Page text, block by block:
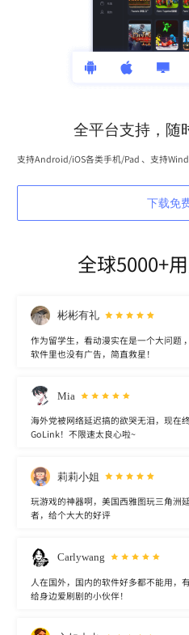
全平台支持，随
支持Android/iOS各类手机/Pad 、支持
下载免
全球5000+
彬彬有礼
作为留学生，看动漫实在是一个大问题
软件里也没有广告，简直救星！
Mia
海外党被网络延迟搞的欲哭无泪，现在
GoLink！不限速太良心啦~
莉莉小姐
玩游戏的神器啊，美国西雅图玩三角洲
者，给个大大的好评
Carlywang
人在国外，国内的软件好多都不能用，
给身边爱刷剧的小伙伴！